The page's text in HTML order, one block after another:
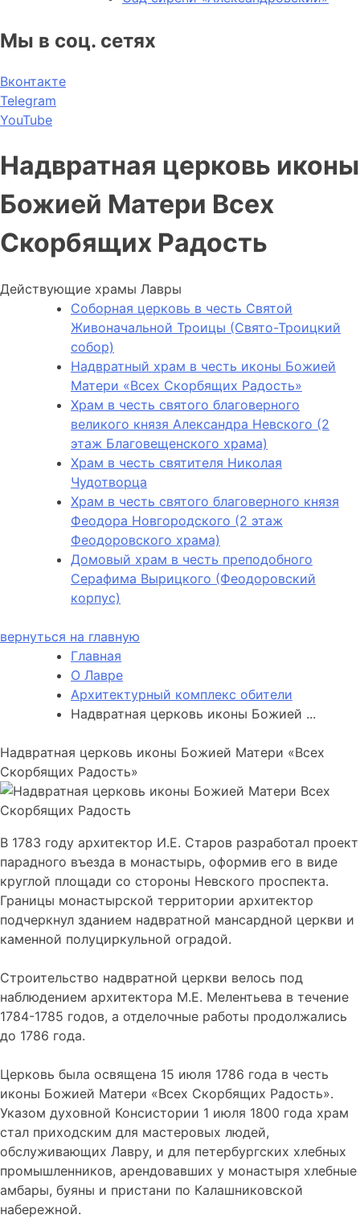
Мы в соц. сетях
Вконтакте
Telegram
YouTube
Надвратная церковь иконы
Божией Матери Всех
Скорбящих Радость
Действующие храмы Лавры
Соборная церковь в честь Святой
Живоначальной Троицы (Свято-Троицкий
собор)
Надвратный храм в честь иконы Божией
Матери «Всех Скорбящих Радость»
Храм в честь святого благоверного
великого князя Александра Невского (2
этаж Благовещенского храма)
Храм в честь святителя Николая
Чудотворца
Храм в честь святого благоверного князя
Феодора Новгородского (2 этаж
Феодоровского храма)
Домовый храм в честь преподобного
Серафима Вырицкого (Феодоровский
корпус)
вернуться на главную
Главная
О Лавре
Архитектурный комплекс обители
Надвратная церковь иконы Божией ...
Надвратная церковь иконы Божией Матери «Всех
Скорбящих Радость»
В 1783 году архитектор И.Е. Старов разработал проект
парадного въезда в монастырь, оформив его в виде
круглой площади со стороны Невского проспекта.
Границы монастырской территории архитектор
подчеркнул зданием надвратной мансардной церкви и
каменной полуциркульной оградой.
Строительство надвратной церкви велось под
наблюдением архитектора М.Е. Мелентьева в течение
1784-1785 годов, а отделочные работы продолжались
до 1786 года.
Церковь была освящена 15 июля 1786 года в честь
иконы Божией Матери «Всех Скорбящих Радость».
Указом духовной Консистории 1 июля 1800 года храм
стал приходским для мастеровых людей,
обслуживающих Лавру, и для петербургских хлебных
промышленников, арендовавших у монастыря хлебные
амбары, буяны и пристани по Калашниковской
набережной.